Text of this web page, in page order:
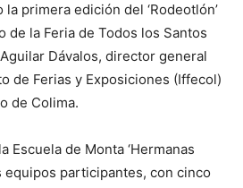
primera edición del ‘Rodeotlón’
de la Feria de Todos los Santos
Dávalos, director general
de Ferias y Exposiciones (Iffecol)
de Colima.
Escuela de Monta ‘Hermanas
equipos participantes, con cinco